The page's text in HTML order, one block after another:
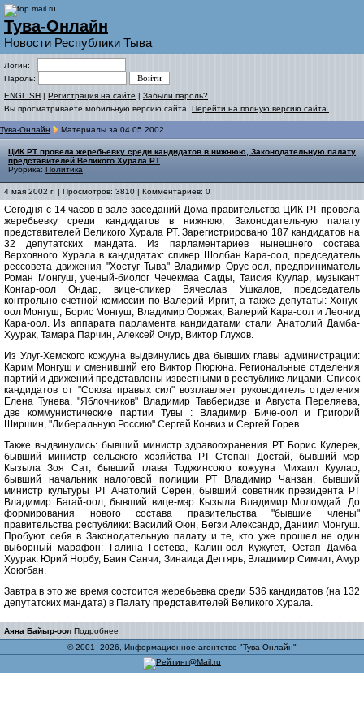
Тува-Онлайн
Новости Республики Тыва
Логин:
Пароль:
ENGLISH | Регистрация на сайте | Забыли пароль?
Вы просматриваете мобильную версию сайта. Перейти на полную версию сайта.
Тува-Онлайн Материалы за 04.05.2002
ЦИК РТ провела жеребьевку среди кандидатов в нижнюю, Законодательную палату
представителей Великого Хурала РТ
Рубрика: Политика
4 мая 2002 г. | Просмотров: 3810 | Комментариев: 0
Сегодня с 14 часов в зале заседаний Дома правительства ЦИК РТ провела
жеребьевку среди кандидатов в нижнюю, Законодательную палату
представителей Великого Хурала РТ. Зарегистрировано 187 кандидатов на
32 депутатских мандата. Из парламентариев нынешнего состава
Верховного Хурала в кандидатах: спикер Шолбан Кара-оол, председатель
рессовета движения "Хостуг Тыва" Владимир Орус-оол, предприниматель
Роман Монгуш, ученый-биолог Чечекмаа Сагды, Таисия Куулар, музыкант
Конгар-оол Ондар, вице-спикер Вячеслав Ушкалов, председатель
контрольно-счетной комиссии по Валерий Иргит, а также депутаты: Хонук-
оол Монгуш, Борис Монгуш, Владимир Ооржак, Валерий Кара-оол и Леонид
Кара-оол. Из аппарата парламента кандидатами стали Анатолий Дамба-
Хуурак, Тамара Парчин, Алексей Очур, Виктор Глухов.
Из Улуг-Хемского кожууна выдвинулись два бывших главы администрации:
Карим Монгуш и сменивший его Виктор Пюрюна. Региональные отделения
партий и движений представлены известными в республике лицами. Список
кандидатов от "Союза правых сил" возглавляет руководитель отделения
Елена Тунева, "Яблочников" Владимир Тавберидзе и Августа Переляева,
две коммунистические партии Тувы : Владимир Биче-оол и Григорий
Ширшин, "Либеральную Россию" Сергей Конвиз и Сергей Горев.
Также выдвинулись: бывший министр здравоохранения РТ Борис Кудерек,
бывший министр сельского хозяйства РТ Степан Достай, бывший мэр
Кызыла Зоя Сат, бывший глава Тоджинсокго кожууна Михаил Куулар,
бывший начальник налоговой полиции РТ Владимир Чанзан, бывший
министр культуры РТ Анатолий Серен, бывший советник президента РТ
Владимир Багай-оол, бывший вице-мэр Кызыла Владимир Моломдай. До
формирования нового состава правительства "бывшие члены"
правительства республики: Василий Оюн, Бегзи Александр, Даниил Монгуш.
Пробуют себя в Законодательную палату и те, кто уже прошел не один
выборный марафон: Галина Гостева, Калин-оол Кужугет, Остап Дамба-
Хуурак. Юрий Норбу, Баин Санчи, Зинаида Дегтярь, Владимир Симчит, Амур
Хоюгбан.
Завтра в это же время состоится жеребьевка среди 536 кандидатов (на 132
депутатских мандата) в Палату представителей Великого Хурала.
Аяна Байыр-оол Подробнее
© 2001–2026, Информационное агентство "Тува-Онлайн"